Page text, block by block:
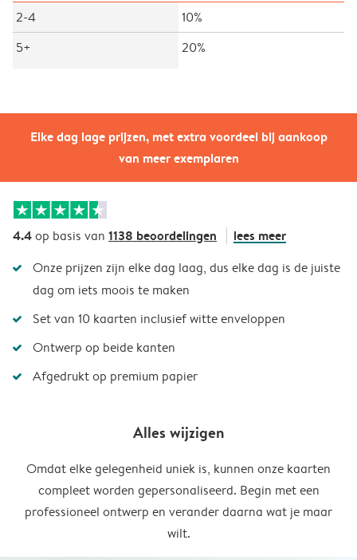
Elke dag lage prijzen, met extra voordeel bij aankoop
van meer exemplaren
2-4
10%
5+
20%
4.4op basis van 1138 beoordelingen lees meer
Onze prijzen zijn elke dag laag, dus elke dag is de juiste
dag om iets moois te maken
Set van 10 kaarten inclusief witte enveloppen
Ontwerp op beide kanten
Afgedrukt op premium papier
Alles wijzigen
Omdat elke gelegenheid uniek is, kunnen onze kaarten
compleet worden gepersonaliseerd. Begin met een
professioneel ontwerp en verander daarna wat je maar
wilt.